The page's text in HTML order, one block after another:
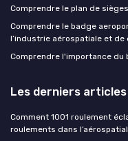
Comprendre le plan de
Comprendre le badge
l’industrie aérospatiale et de
Comprendre l'importance du
Les derniers articles
Comment 1001 roulement
roulements dans